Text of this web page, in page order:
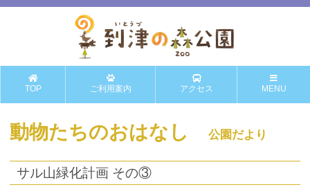
TOP ご利用案内 アクセス MENU
動物たちのおはなし 公園だより
サル山緑化計画 その③